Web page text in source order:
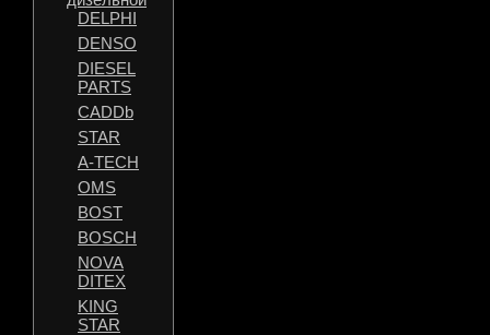
DELPHI
DENSO
DIESEL
PARTS
CADDb
STAR
A-TECH
OMS
BOST
BOSCH
NOVA
DITEX
KING
STAR